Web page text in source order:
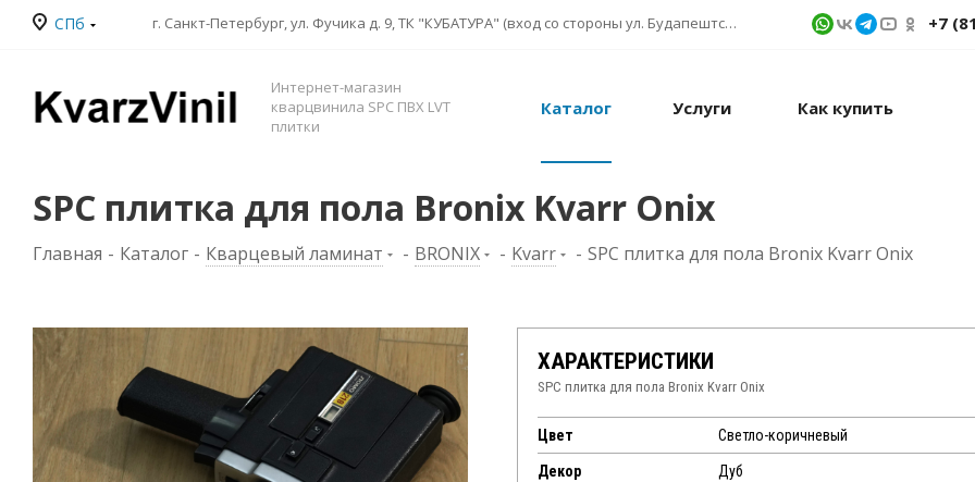
СПб г. Санкт-Петербург, ул. Фучика д. 9, ТК "КУБАТУРА" (вход со стороны ул. Будапештской) № 1в.541 +7
Интернет-магазин
кварцвинила SPC ПВХ LVT
плитки
Каталог Услуги Как купить
SPC плитка для пола Bronix Kvarr Onix
Главная - Каталог - Кварцевый ламинат - BRONIX - Kvarr - SPC плитка для пола Bronix Kvarr Onix
ХАРАКТЕРИСТИКИ
SPC плитка для пола Bronix Kvarr Onix
Цвет Светло-коричневый
Декор Дуб